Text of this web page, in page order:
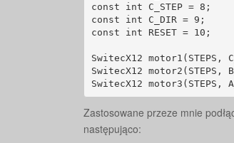
const int C_STEP = 8;
const int C_DIR = 9;
const int RESET = 10;
SwitecX12 motor1(STEPS,
SwitecX12 motor2(STEPS,
SwitecX12 motor3(STEPS,
Zastosowane przeze mnie
następująco: